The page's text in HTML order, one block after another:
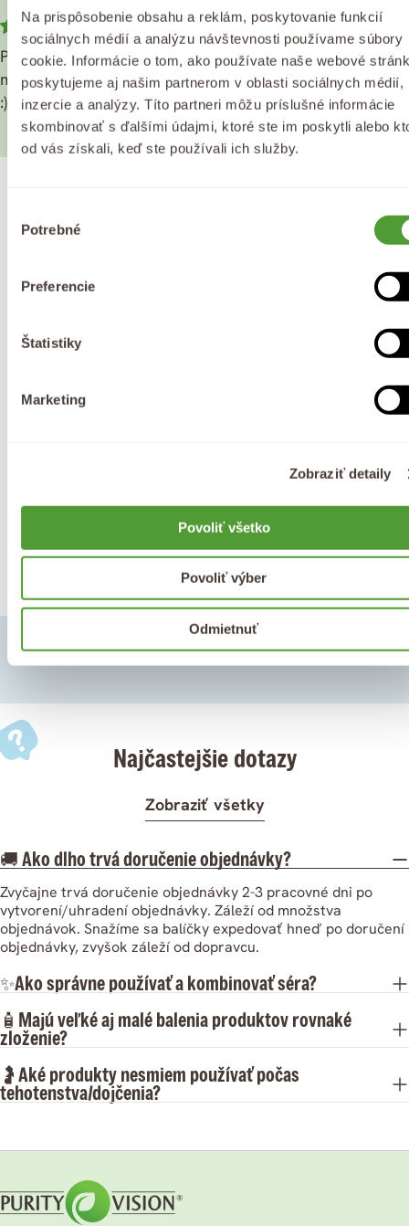
Na prispôsobenie obsahu a reklám, poskytovanie funkcií
sociálnych médií a analýzu návštevnosti používame súbory
cookie. Informácie o tom, ako používate naše webové
poskytujeme aj našim partnerom v oblasti sociálnych médií,
inzercie a analýzy. Títo partneri môžu príslušné informácie
skombinovať s ďalšími údajmi, ktoré ste im poskytli alebo
od vás získali, keď ste používali ich služby.
súhlasu
Potrebné
Preferencie
Štatistiky
Marketing
Zobraziť detaily
Povoliť všetko
Povoliť výber
Odmietnuť
12/08/2020
Po olejíčku mám sametově hebké rty a vůně levandule
mě přenese vždy na moje oblíbené místo v Chorvatsku
:)
už od 40 €
k nákupu nad 65 €
už od roku 2008
Najčastejšie dotazy
Zobraziť všetky
🚚 Ako dlho trvá doručenie objednávky?
Zvyčajne trvá doručenie objednávky 2-3 pracovné dni po
vytvorení/uhradení objednávky. Záleží od množstva
objednávok. Snažíme sa balíčky expedovať hneď po doručení
objednávky, zvyšok záleží od dopravcu.
✨Ako správne používať a kombinovať séra?
🧴Majú veľké aj malé balenia produktov rovnaké
zloženie?
🤰Aké produkty nesmiem používať počas
tehotenstva/dojčenia?